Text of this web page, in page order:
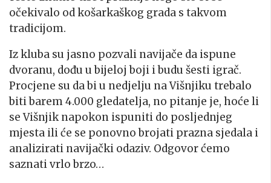
očekivalo od košarkaškog grada s takvom
tradicijom.
Iz kluba su jasno pozvali navijače da ispune
dvoranu, dođu u bijeloj boji i budu šesti igrač.
Procjene su da bi u nedjelju na Višnjiku trebalo
biti barem 4.000 gledatelja, no pitanje je, hoće li
se Višnjik napokon ispuniti do posljednjeg
mjesta ili će se ponovno brojati prazna sjedala i
analizirati navijački odaziv. Odgovor ćemo
saznati vrlo brzo…